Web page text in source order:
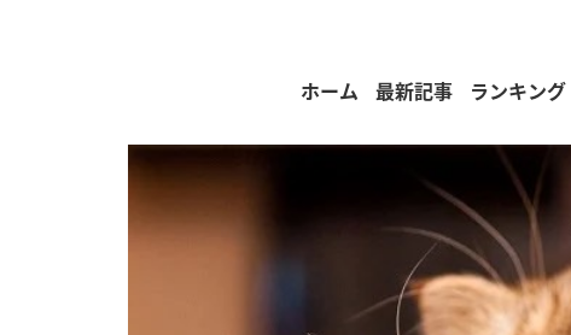
ホーム 最新記事 ランキング